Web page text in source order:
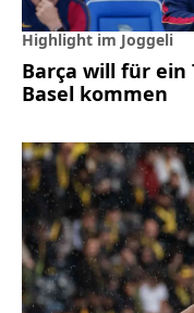
Highlight im Joggeli
Barça will für ein
Basel kommen